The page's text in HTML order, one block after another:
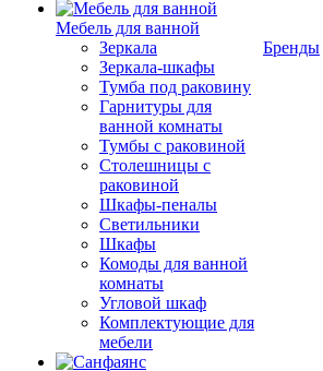
Мебель для ванной
Зеркала
Зеркала-шкафы
Тумба под раковину
Гарнитуры для
ванной комнаты
Тумбы с раковиной
Столешницы с
раковиной
Шкафы-пеналы
Светильники
Шкафы
Комоды для ванной
комнаты
Угловой шкаф
Комплектующие для
мебели
Бренды